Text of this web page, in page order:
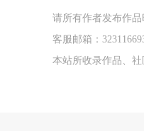
请所有作者发布作
客服邮箱：
本站所收录作品、